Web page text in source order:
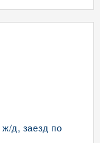
ж/д, заезд по